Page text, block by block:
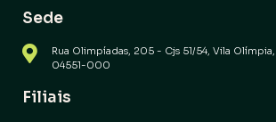
Sede
Rua Olimpíadas, 205 - Cjs 51/54, Vila Olímpia,
04551-000
Filiais